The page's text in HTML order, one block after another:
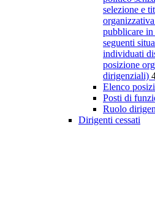
selezione e
pubblicare
seguenti
individuati
posizione
dirigenziali)
Elenco
Posti di
Ruolo
Dirigenti cessati